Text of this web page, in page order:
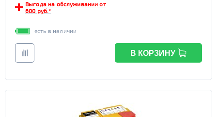
Выгода на обслуживании от
600 руб.*
есть в наличии
В КОРЗИНУ